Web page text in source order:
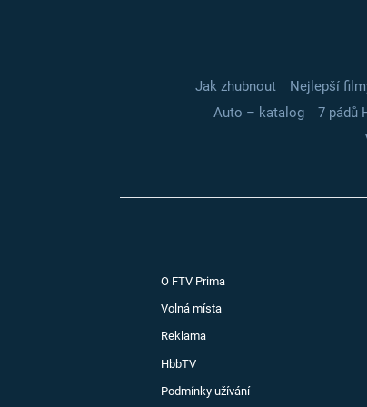
Jak zhubnout Nejlepší
Auto – katalog
7 pádů
O FTV Prima
Volná místa
Reklama
HbbTV
Podmínky užívání